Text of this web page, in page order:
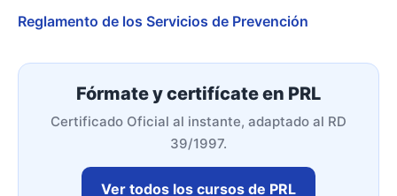
Reglamento de los Servicios de Prevención
Fórmate y certifícate en PRL
Certificado Oficial al instante, adaptado al RD
39/1997.
Ver todos los cursos de PRL